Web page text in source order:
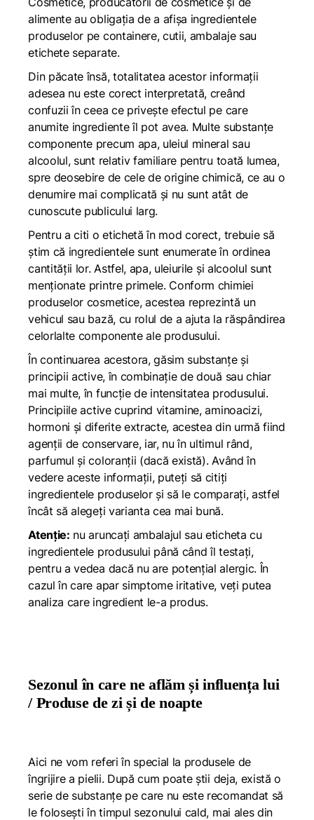
alimente au obligația de a afișa ingredientele
produselor pe containere, cutii, ambalaje sau
etichete separate.
Din păcate însă, totalitatea acestor informații
adesea nu este corect interpretată, creând
confuzii în ceea ce privește efectul pe care
anumite ingrediente îl pot avea. Multe substanțe
componente precum apa, uleiul mineral sau
alcoolul, sunt relativ familiare pentru toată lumea,
spre deosebire de cele de origine chimică, ce au o
denumire mai complicată și nu sunt atât de
cunoscute publicului larg.
Pentru a citi o etichetă în mod corect, trebuie să
știm că ingredientele sunt enumerate în ordinea
cantității lor. Astfel, apa, uleiurile și alcoolul sunt
menționate printre primele. Conform chimiei
produselor cosmetice, acestea reprezintă un
vehicul sau bază, cu rolul de a ajuta la răspândirea
celorlalte componente ale produsului.
În continuarea acestora, găsim substanțe și
principii active, în combinație de două sau chiar
mai multe, în funcție de intensitatea produsului.
Principiile active cuprind vitamine, aminoacizi,
hormoni și diferite extracte, acestea din urmă fiind
agenții de conservare, iar, nu în ultimul rând,
parfumul și coloranții (dacă există). Având în
vedere aceste informații, puteți să citiți
ingredientele produselor și să le comparați, astfel
încât să alegeți varianta cea mai bună.
Atenție: nu aruncați ambalajul sau eticheta cu
ingredientele produsului până când îl testați,
pentru a vedea dacă nu are potențial alergic. În
cazul în care apar simptome iritative, veți putea
analiza care ingredient le-a produs.
Sezonul în care ne aflăm și influența lui
/ Produse de zi și de noapte
Aici ne vom referi în special la produsele de
îngrijire a pielii. După cum poate știi deja, există o
serie de substanțe pe care nu este recomandat să
le folosești în timpul sezonului cald, mai ales din